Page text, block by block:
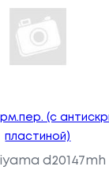
(с
пластиной)
d20147mh